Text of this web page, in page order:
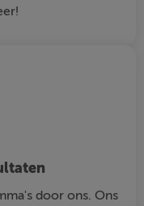
door ons. Ons